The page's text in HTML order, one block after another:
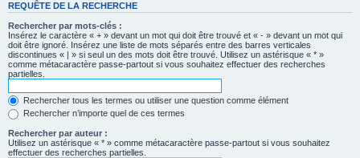
REQUÊTE DE LA RECHERCHE
Rechercher par mots-clés :
Insérez le caractère « + » devant un mot qui doit être trouvé et « - » devant un mot qui
doit être ignoré. Insérez une liste de mots séparés entre des barres verticales
discontinues « | » si seul un des mots doit être trouvé. Utilisez un astérisque « * »
comme métacaractère passe-partout si vous souhaitez effectuer des recherches
partielles.
Rechercher tous les termes ou utiliser une question comme élément
Rechercher n’importe quel de ces termes
Rechercher par auteur :
Utilisez un astérisque « * » comme métacaractère passe-partout si vous souhaitez
effectuer des recherches partielles.